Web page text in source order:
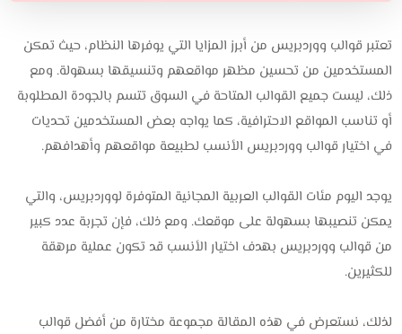
تعتبر قوالب ووردبريس من أبرز المزايا التي يوفرها النظام، حيث تمكن
المستخدمين من تحسين مظهر مواقعهم وتنسيقها بسهولة. ومع
ذلك، ليست جميع القوالب المتاحة في السوق تتسم بالجودة المطلوبة
أو تناسب المواقع الاحترافية، كما يواجه بعض المستخدمين تحديات
في اختيار قوالب ووردبريس الأنسب لطبيعة مواقعهم وأهدافهم.
يوجد اليوم مئات القوالب العربية المجانية المتوفرة لووردبريس، والتي
يمكن تنصيبها بسهولة على موقعك. ومع ذلك، فإن تجربة عدد كبير
من قوالب ووردبريس بهدف اختيار الأنسب قد تكون عملية مرهقة
للكثيرين.
لذلك، نستعرض في هذه المقالة مجموعة مختارة من أفضل قوالب